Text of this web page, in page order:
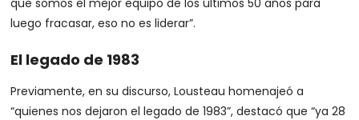
luego fracasar, eso no es liderar”.
El legado de 1983
Previamente, en su discurso, Lousteau homenajeó a
“quienes nos dejaron el legado de 1983”, destacó que “ya 28